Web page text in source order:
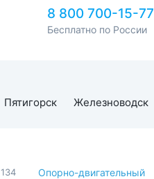
8 800 700-15-77
Бесплатно по России
Пятигорск Железноводск
134
Опорно-двигательный